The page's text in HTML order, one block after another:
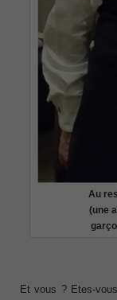
Au
(une
Et vous ? Etes-